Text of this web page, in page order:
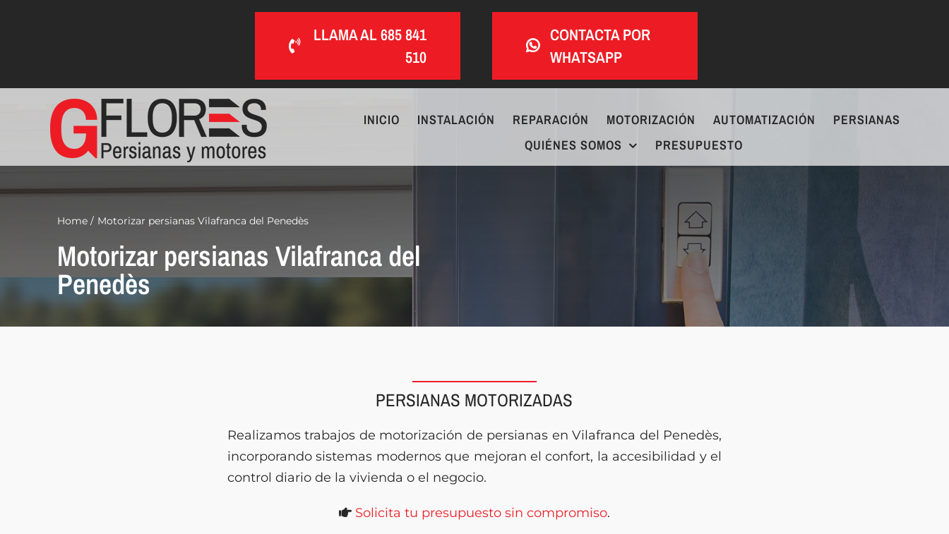
LLAMA AL 685 841
510
CONTACTA POR
WHATSAPP
INICIO INSTALACIÓN REPARACIÓN MOTORIZACIÓN AUTOMATIZACIÓN
PERSIANAS
QUIÉNES SOMOS
PRESUPUESTO
Home Motorizar persianas Vilafranca del Penedès
Motorizar persianas Vilafranca del
Penedès
PERSIANAS MOTORIZADAS
Realizamos trabajos de motorización de persianas en Vilafranca del Penedès,
incorporando sistemas modernos que mejoran el confort, la accesibilidad y el
control diario de la vivienda o el negocio.
Solicita tu presupuesto sin compromiso.